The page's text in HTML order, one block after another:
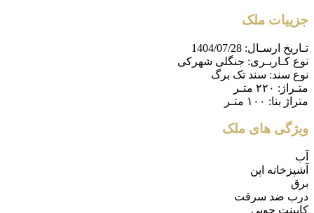
جزییات ملک
تـاریخ ارسـال: 1404/07/28
نوع کـاربـری: جنگلی شهرکی
نوع سند: سند تک برگ
متـراژ: ۲۲۰ متـر
متراژ بنا: ۱۰۰ متـر
ویژگی های ملک
آب
آشپزخانه اپن
برق
درب ضد سرقت
کابینت چوبی